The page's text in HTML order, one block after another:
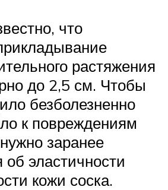
что
растяжения
до 2,5 см. Чтобы
безболезненно
к повреждениям
заранее
об эластичности
кожи соска.